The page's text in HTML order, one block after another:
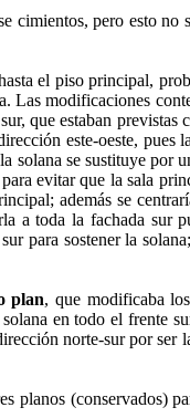
cimientos, pero esto
el piso principal,
modificaciones
que estaban previstas
este-oeste, pues
se sustituye por
evitar que la sala
además se
a toda la fachada sur
para sostener la
plan, que modificaba
en todo el frente
norte-sur por ser
(conservados)